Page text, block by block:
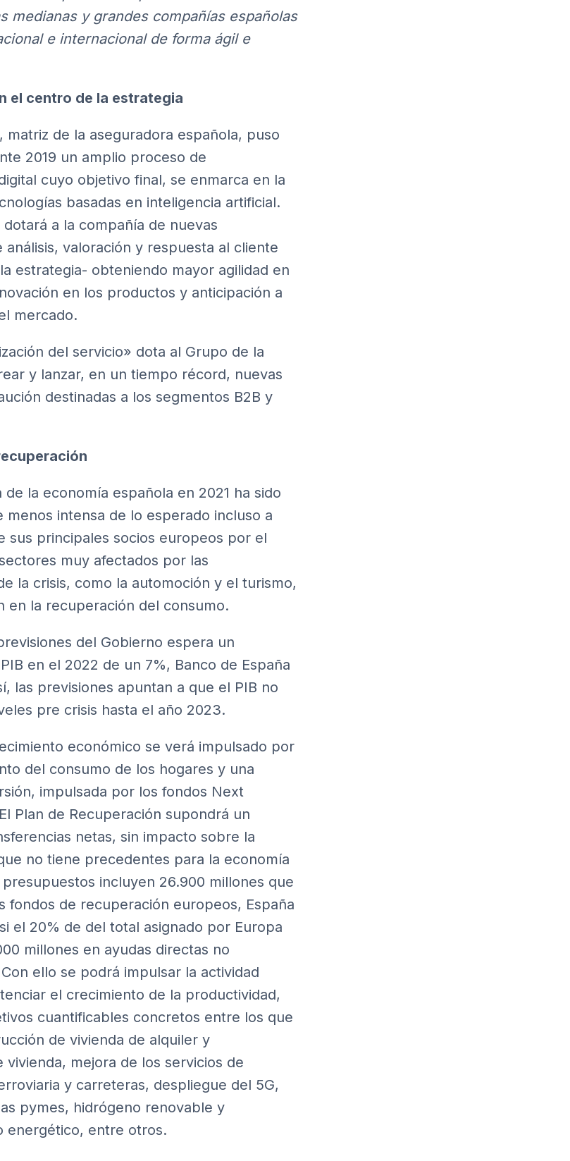
medianas y grandes compañías españolas
e internacional de forma ágil e
el centro de la estrategia
matriz de la aseguradora española, puso
2019 un amplio proceso de
cuyo objetivo final, se enmarca en la
basadas en inteligencia artificial.
a la compañía de nuevas
análisis, valoración y respuesta al cliente
estrategia- obteniendo mayor agilidad en
en los productos y anticipación a
mercado.
del servicio» dota al Grupo de la
y lanzar, en un tiempo récord, nuevas
destinadas a los segmentos B2B y
de la economía española en 2021 ha sido
menos intensa de lo esperado incluso a
sus principales socios europeos por el
muy afectados por las
la crisis, como la automoción y el turismo,
en la recuperación del consumo.
del Gobierno espera un
en el 2022 de un 7%, Banco de España
las previsiones apuntan a que el PIB no
pre crisis hasta el año 2023.
económico se verá impulsado por
del consumo de los hogares y una
impulsada por los fondos Next
Plan de Recuperación supondrá un
netas, sin impacto sobre la
no tiene precedentes para la economía
incluyen 26.900 millones que
fondos de recuperación europeos, España
el 20% de del total asignado por Europa
millones en ayudas directas no
ello se podrá impulsar la actividad
el crecimiento de la productividad,
cuantificables concretos entre los que
de vivienda de alquiler y
vivienda, mejora de los servicios de
y carreteras, despliegue del 5G,
pymes, hidrógeno renovable y
energético, entre otros.